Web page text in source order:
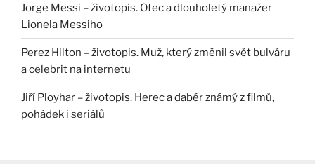
Jorge Messi – životopis. Otec a dlouholetý manažer
Lionela Messiho
Perez Hilton – životopis. Muž, který změnil svět bulváru
a celebrit na internetu
Jiří Ployhar – životopis. Herec a dabér známý z filmů,
pohádek i seriálů